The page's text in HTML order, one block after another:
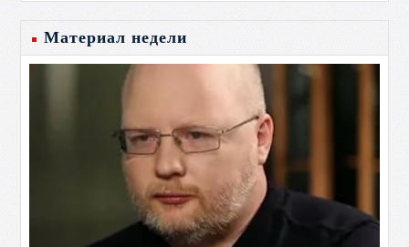
Материал недели